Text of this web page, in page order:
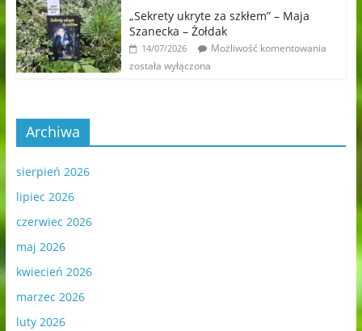
„Sekrety ukryte za szkłem” – Maja
Szanecka – Żołdak
14/07/2026
Możliwość komentowania
została wyłączona
Archiwa
sierpień 2026
lipiec 2026
czerwiec 2026
maj 2026
kwiecień 2026
marzec 2026
luty 2026